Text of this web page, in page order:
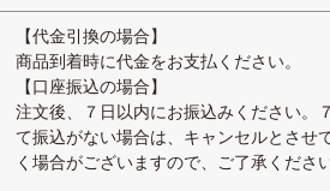
【代金引換の場合】
商品到着時に代金をお支払ください。
【口座振込の場合】
注文後、７日以内にお振込みください。
て振込がない場合は、キャンセルとさせ
く場合がございますので、ご了承くださ